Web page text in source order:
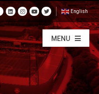
English
MENU